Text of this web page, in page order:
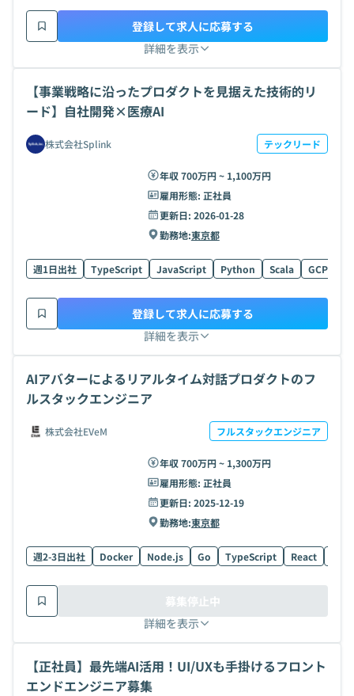
詳細を表示
登録して求人に応募する
【事業戦略に沿ったプロダクトを見据えた技術的リ
ード】自社開発×医療AI
株式会社Splink テックリード
年収 700万円 ~ 1,100万円
雇用形態: 正社員
更新日: 2026-01-28
勤務地:東京都
週1日出社 TypeScript JavaScript Python Scala GCP
詳細を表示
登録して求人に応募する
AIアバターによるリアルタイム対話プロダクトのフ
ルスタックエンジニア
株式会社EVeM フルスタックエンジニア
年収 700万円 ~ 1,300万円
雇用形態: 正社員
更新日: 2025-12-19
勤務地:東京都
週2-3日出社 Docker Node.js Go TypeScript React
詳細を表示
募集停止中
【正社員】最先端AI活用！UI/UXも手掛けるフロント
エンドエンジニア募集